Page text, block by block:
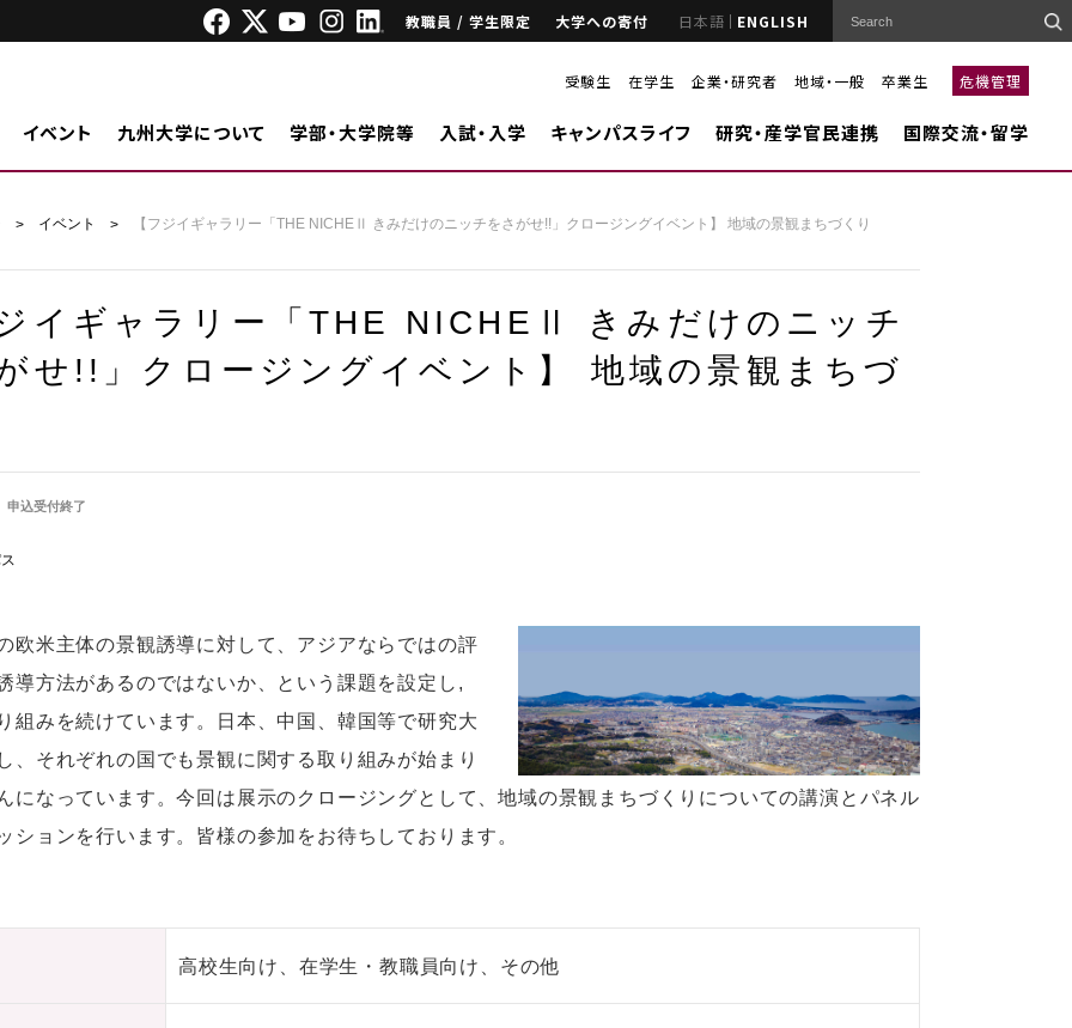
教職員 / 学生限定 大学への寄付 日本語 ENGLISH
受験生 在学生 企業・研究者 地域・一般 卒業生 危機管理
イベント 九州大学について 学部・大学院等 入試・入学 キャンパスライフ 研究・産学官民連携 国際交流・留学
イベント 【フジイギャラリー「THE NICHEⅡ きみだけのニッチをさがせ!!」クロージングイベント】 地域の景観まちづくり
イギャラリー「THE NICHEⅡ きみだけのニッチ
せ!!」クロージングイベント】 地域の景観まちづ
申込受付終了
欧米主体の景観誘導に対して、アジアならではの評
導方法があるのではないか、という課題を設定し,
組みを続けています。日本、中国、韓国等で研究大
、それぞれの国でも景観に関する取り組みが始まり
になっています。今回は展示のクロージングとして、地域の景観まちづくりについての講演とパネル
ションを行います。皆様の参加をお待ちしております。
高校生向け、在学生・教職員向け、その他